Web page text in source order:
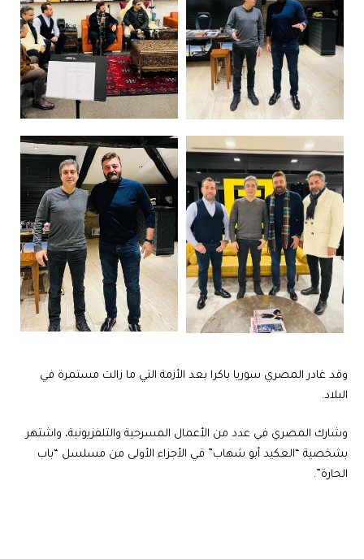
وقد غادر المصري سوريا باكرا بعد الأزمة التي ما زالت مستمرة في
البلاد.
وشارك المصري في عدد من الأعمال المسرحية والتلفزيونية، واشتهر
بشخصية “العكيد أبو شهاب” في الأجزاء الأولى من مسلسل “باب
الحارة”.